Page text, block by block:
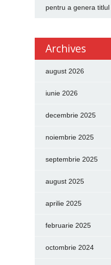
pentru a genera titlul
Archives
august 2026
iunie 2026
decembrie 2025
noiembrie 2025
septembrie 2025
august 2025
aprilie 2025
februarie 2025
octombrie 2024